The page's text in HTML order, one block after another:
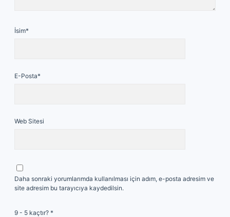
İsim*
E-Posta*
Web Sitesi
Daha sonraki yorumlarımda kullanılması için adım, e-posta adresim ve
site adresim bu tarayıcıya kaydedilsin.
9 - 5 kaçtır? *